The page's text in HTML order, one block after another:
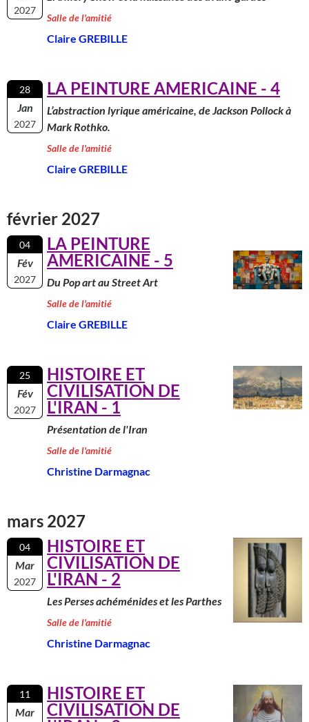
2027
Salle de l'amitié
Claire GREBILLE
28
Jan
2027
LA PEINTURE AMERICAINE - 4
L’abstraction lyrique américaine, de Jackson Pollock à
Mark Rothko.
Salle de l'amitié
Claire GREBILLE
février 2027
04
Fév
2027
LA PEINTURE
AMERICAINE - 5
Du Pop art au Street Art
Salle de l'amitié
Claire GREBILLE
25
Fév
2027
HISTOIRE ET
CIVILISATION DE
L'IRAN - 1
Présentation de l'Iran
Salle de l'amitié
Christine Darmagnac
mars 2027
04
Mar
2027
HISTOIRE ET
CIVILISATION DE
L'IRAN - 2
Les Perses achéménides et les Parthes
Salle de l'amitié
Christine Darmagnac
11
Mar
HISTOIRE ET
CIVILISATION DE